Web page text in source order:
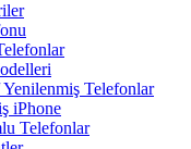
Telefonlar
iPhone
Telefonlar